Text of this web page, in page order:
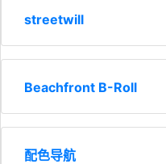
streetwill
Beachfront B-Roll
配色导航